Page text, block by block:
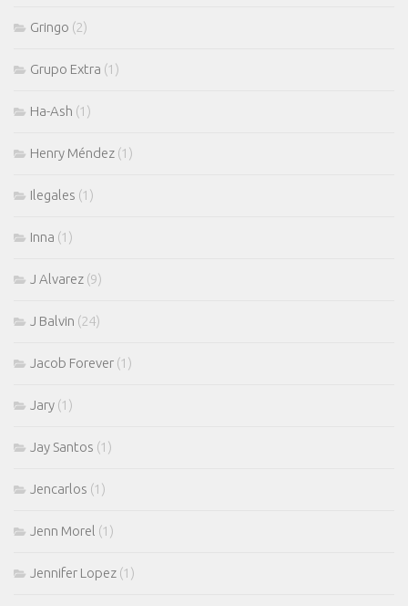
Gringo (2)
Grupo Extra (1)
Ha-Ash (1)
Henry Méndez (1)
Ilegales (1)
Inna (1)
J Alvarez (9)
J Balvin (24)
Jacob Forever (1)
Jary (1)
Jay Santos (1)
Jencarlos (1)
Jenn Morel (1)
Jennifer Lopez (1)